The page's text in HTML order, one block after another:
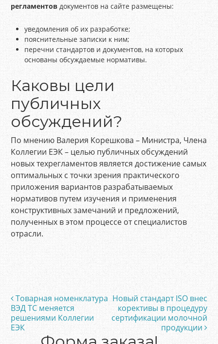
регламентов документов на сайте размещены:
уведомления об их разработке;
пояснительные записки к ним;
перечни стандартов и документов, на которых
основаны обсуждаемые нормативы.
Каковы цели
публичных
обсуждений?
По мнению Валерия Корешкова – Министра, Члена
Коллегии ЕЭК – целью публичных обсуждений
новых техрегламентов является достижение самых
оптимальных с точки зрения практического
приложения вариантов разрабатываемых
нормативов путем изучения и применения
конструктивных замечаний и предложений,
полученных в этом процессе от специалистов
отрасли.
Post navigation
Товарная номенклатура
ВЭД ТС меняется
решениями Коллегии
ЕЭК
Новый стандарт ISO внес
корективы в процедуру
сертификации молочной
продукции